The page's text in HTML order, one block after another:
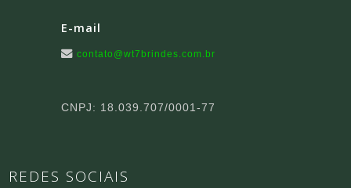
E-mail
contato@wt7brindes.com.br
CNPJ: 18.039.707/0001-77
REDES SOCIAIS